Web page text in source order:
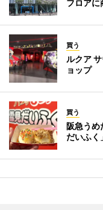
フロア
買う
ルクア
ョップ
買う
阪急う
だいふく